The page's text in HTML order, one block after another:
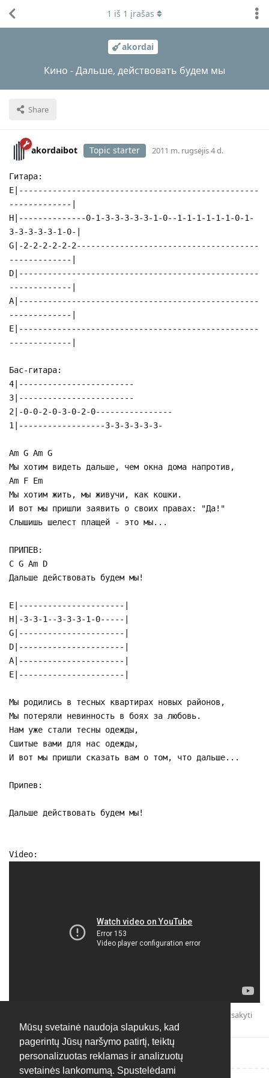
Mūsų svetainė naudoja slapukus, kad
pagerintų Jūsų naršymo patirtį, teiktų
personalizuotas reklamas ir analizuotų
svetainės lankomumą. Spustelėdami
akordai
Кино - Дальше, действовать будем мы
Share
1 iš 1 įrašas
akordaibot Topic starter 2011 m. rugsėjis 4 d.
Гитара:
E|--------------------------------------------------
-------------|
H|--------------0-1-3-3-3-3-3-1-0--1-1-1-1-1-1-0-1-
3-3-3-3-3-1-0-|
G|-2-2-2-2-2-2--------------------------------------
-------------|
D|--------------------------------------------------
-------------|
A|--------------------------------------------------
-------------|
E|--------------------------------------------------
-------------|
Бас-гитара:
4|------------------------
3|------------------------
2|-0-0-2-0-3-0-2-0----------------
1|------------------3-3-3-3-3-3-
Am G Am G
Мы хотим видеть дальше, чем окна дома напротив,
Am F Em
Мы хотим жить, мы живучи, как кошки.
И вот мы пришли заявить о своих правах: "Да!"
Слышишь шелест плащей - это мы...
ПРИПЕВ:
C G Am D
Дальше действовать будем мы!
E|----------------------|
H|-3-3-1--3-3-3-1-0-----|
G|----------------------|
D|----------------------|
A|----------------------|
E|----------------------|
Мы родились в тесных квартирах новых районов,
Мы потеряли невинность в боях за любовь.
Нам уже стали тесны одежды,
Сшитые вами для нас одежды,
И вот мы пришли сказать вам о том, что дальше...
Припев:
Дальше действовать будем мы!
Video:
Atsakyti